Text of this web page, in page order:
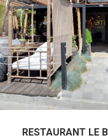
RESTAURANT LE